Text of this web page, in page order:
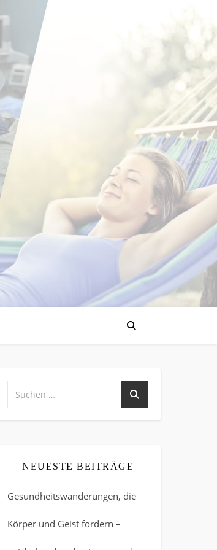
NEUESTE BEITRÄGE
Gesundheitswanderungen, die
Körper und Geist fordern –